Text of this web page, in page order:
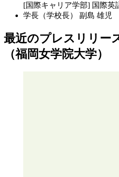
[国際キャリア学部] 国際英
学長（学校長）
副島 雄児
最近のプレスリリー
（福岡女学院大学）